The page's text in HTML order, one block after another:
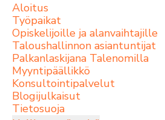
Aloitus
Työpaikat
Opiskelijoille ja alanvaihtajille
Taloushallinnon asiantuntijat
Palkanlaskijana Talenomilla
Myyntipäällikkö
Konsultointipalvelut
Blogijulkaisut
Tietosuoja